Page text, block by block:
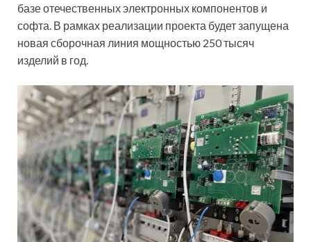
базе отечественных электронных компонентов и
софта. В рамках реализации проекта будет запущена
новая сборочная линия мощностью 250 тысяч
изделий в год.